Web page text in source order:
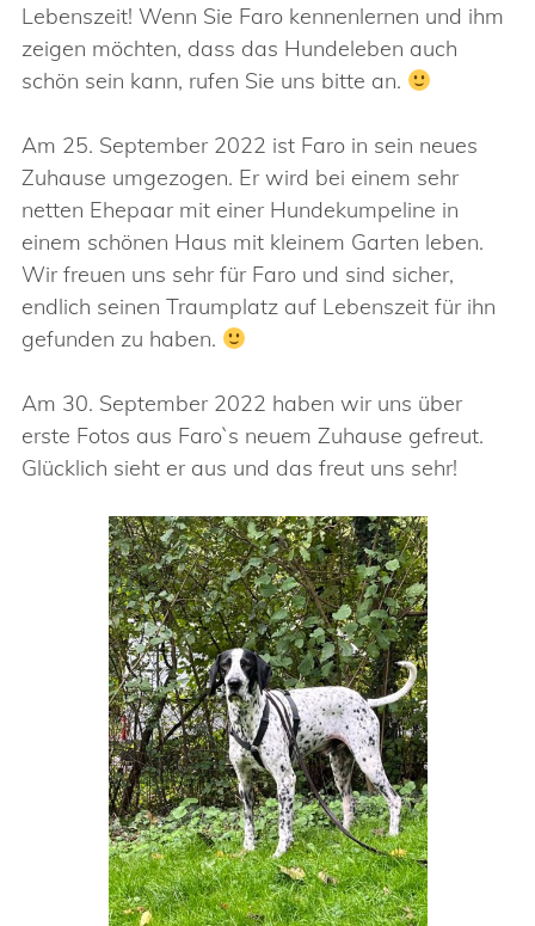
Lebenszeit! Wenn Sie Faro kennenlernen und ihm
zeigen möchten, dass das Hundeleben auch
schön sein kann, rufen Sie uns bitte an.
Am 25. September 2022 ist Faro in sein neues
Zuhause umgezogen. Er wird bei einem sehr
netten Ehepaar mit einer Hundekumpeline in
einem schönen Haus mit kleinem Garten leben.
Wir freuen uns sehr für Faro und sind sicher,
endlich seinen Traumplatz auf Lebenszeit für ihn
gefunden zu haben.
Am 30. September 2022 haben wir uns über
erste Fotos aus Faro`s neuem Zuhause gefreut.
Glücklich sieht er aus und das freut uns sehr!